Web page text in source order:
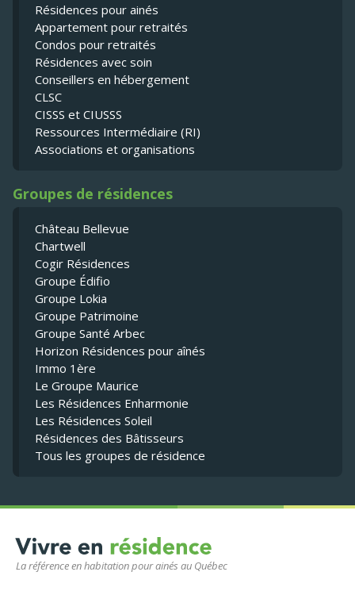
La référence en habitation pour ainés au Québec
Résidences pour ainés
Appartement pour retraités
Condos pour retraités
Résidences avec soin
Conseillers en hébergement
CLSC
CISSS et CIUSSS
Ressources Intermédiaire (RI)
Associations et organisations
Groupes de résidences
Château Bellevue
Chartwell
Cogir Résidences
Groupe Édifio
Groupe Lokia
Groupe Patrimoine
Groupe Santé Arbec
Horizon Résidences pour aînés
Immo 1ère
Le Groupe Maurice
Les Résidences Enharmonie
Les Résidences Soleil
Résidences des Bâtisseurs
Tous les groupes de résidence